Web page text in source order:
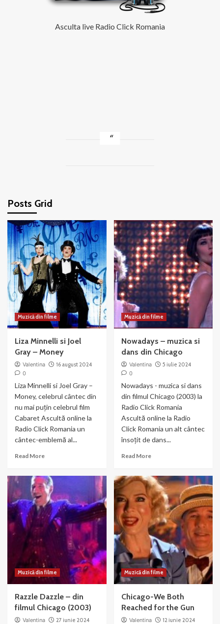
Asculta live Radio Click Romania
Posts Grid
Muzică din filme
Liza Minnelli si Joel
Gray – Money
Valentina
16 august 2024
0
Liza Minnelli si Joel Gray –
Money, celebrul cântec din
nu mai puțin celebrul film
Cabaret Ascultă online la
Radio Click Romania un
cântec-emblemă al...
Read MoreRead
Liza
Minnelli
si
Joel
Gray
–
Muzică din filme
Nowadays – muzica si
dans din Chicago
Valentina
5 iulie 2024
0
Nowadays - muzica si dans
din filmul Chicago (2003) la
Radio Click Romania
Ascultă online la Radio
Click Romania un alt cântec
însoțit de dans...
Read MoreRead
Nowadays
–
muzica
si
dans
din
Chicago
Muzică din filme
Razzle Dazzle – din
filmul Chicago (2003)
Valentina
27 iunie 2024
Muzică din filme
Chicago-We Both
Reached for the Gun
Valentina
12 iunie 2024